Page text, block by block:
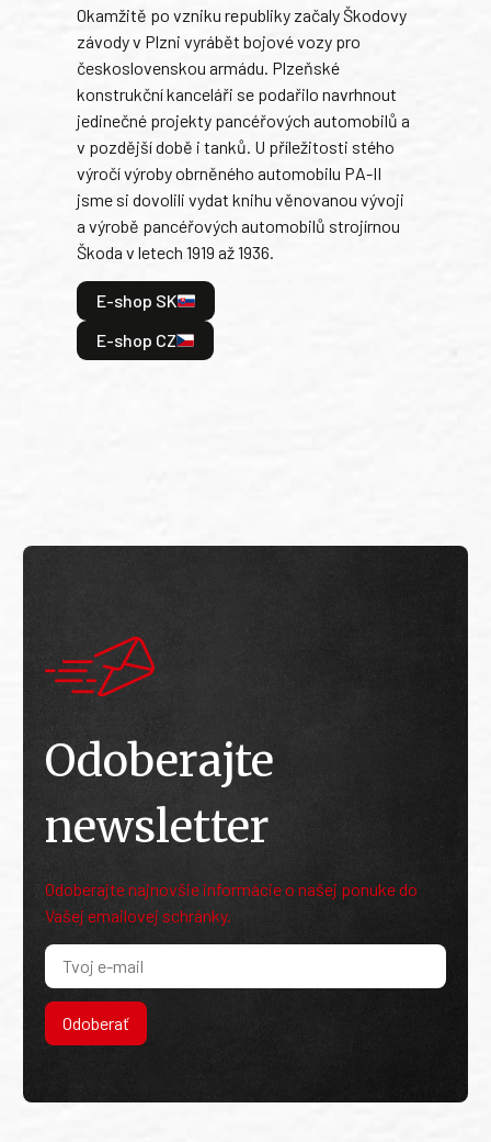
Okamžitě po vzniku republiky začaly Škodovy
závody v Plzni vyrábět bojové vozy pro
československou armádu. Plzeňské
konstrukční kanceláři se podařilo navrhnout
jedinečné projekty pancéřových automobilů a
v pozdější době i tanků. U příležitosti stého
výročí výroby obrněného automobilu PA-II
jsme si dovolili vydat knihu věnovanou vývoji
a výrobě pancéřových automobilů strojírnou
Škoda v letech 1919 až 1936.
E-shop SK
E-shop CZ
Odoberajte
newsletter
Odoberajte najnovšie informácie o našej ponuke do
Vašej emailovej schránky.
Odoberať